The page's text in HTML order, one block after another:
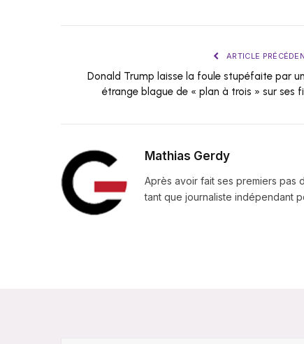
ARTICLE
Donald Trump laisse la foule stupéfaite par
étrange blague de « plan à trois » sur ses
Mathias Gerdy
Après avoir fait ses premiers pas
tant que journaliste indépendant